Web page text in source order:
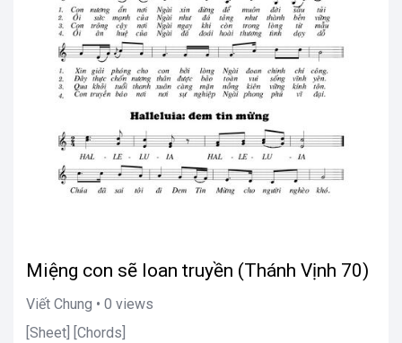
Miệng con sẽ loan truyền (Thánh Vịnh 70)
Viết Chung • 0 views
[Sheet] [Chords]